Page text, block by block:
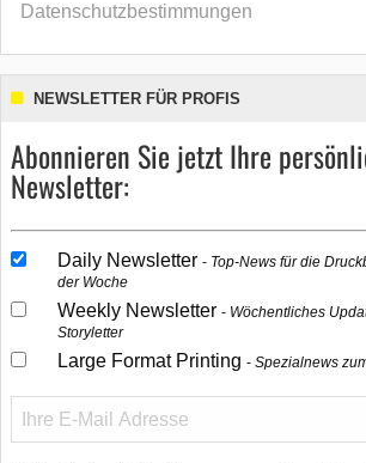
Datenschutzbestimmungen
NEWSLETTER FÜR PROFIS
Abonnieren Sie jetzt Ihre
Newsletter:
Daily Newsletter
Top-News für die
der Woche
Weekly Newsletter
Wöchentliches
Storyletter
Large Format Printing Spezialnews